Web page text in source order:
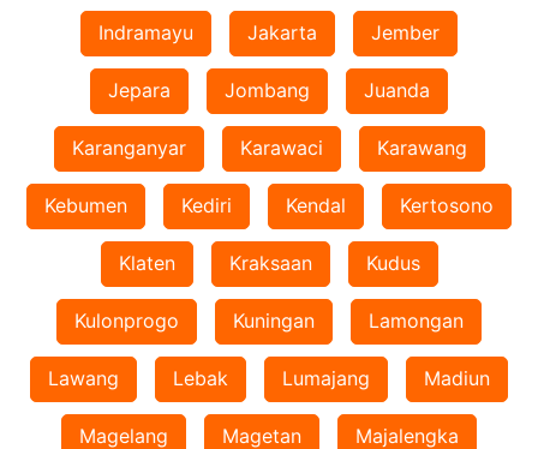
Indramayu Jakarta Jember
Jepara Jombang Juanda
Karanganyar Karawaci Karawang
Kebumen Kediri Kendal Kertosono
Klaten Kraksaan Kudus
Kulonprogo Kuningan Lamongan
Lawang Lebak Lumajang Madiun
Magelang Magetan Majalengka